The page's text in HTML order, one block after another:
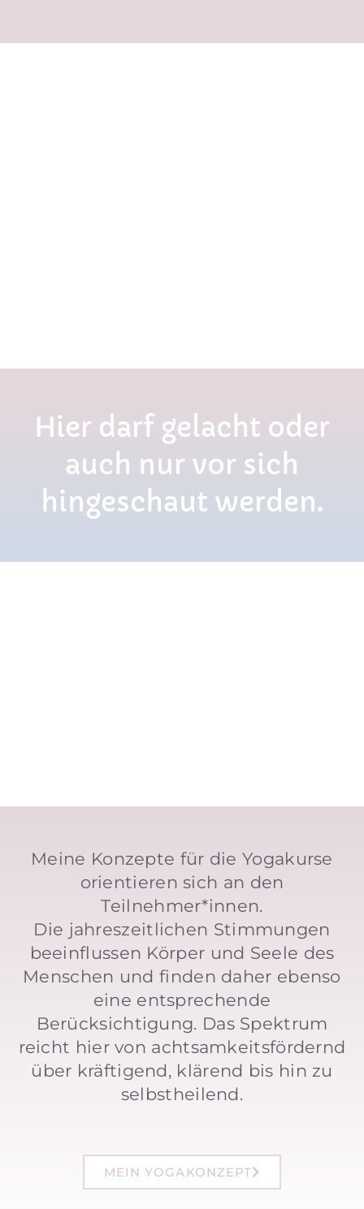
Hier darf gelacht oder
auch nur vor sich
hingeschaut werden.
Meine Konzepte für die Yogakurse
orientieren sich an den
Teilnehmer*innen.
Die jahreszeitlichen Stimmungen
beeinflussen Körper und Seele des
Menschen und finden daher ebenso
eine entsprechende
Berücksichtigung. Das Spektrum
reicht hier von achtsamkeitsfördernd
über kräftigend, klärend bis hin zu
selbstheilend.
MEIN YOGAKONZEPT